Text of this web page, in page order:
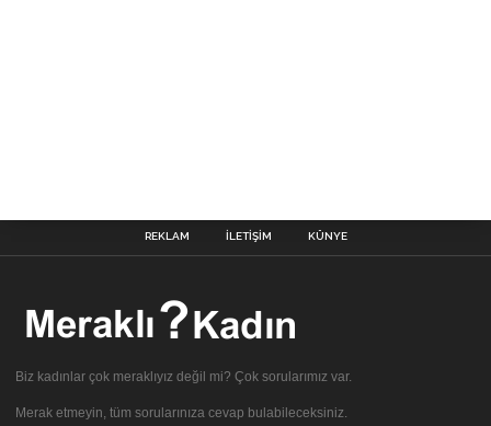
REKLAM İLETIŞIM KÜNYE
Biz kadınlar çok meraklıyız değil mi? Çok sorularımız var.
Merak etmeyin, tüm sorularınıza cevap bulabileceksiniz.